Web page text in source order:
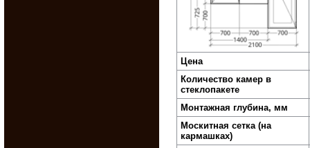
Цена
Количество камер в
стеклопакете
Монтажная глубина, мм
Москитная сетка (на
кармашках)